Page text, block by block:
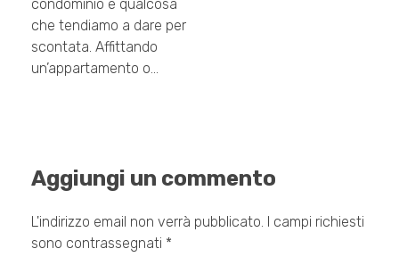
condominio è qualcosa
che tendiamo a dare per
scontata. Affittando
un’appartamento o…
Aggiungi un commento
L'indirizzo email non verrà pubblicato. I campi richiesti
sono contrassegnati *